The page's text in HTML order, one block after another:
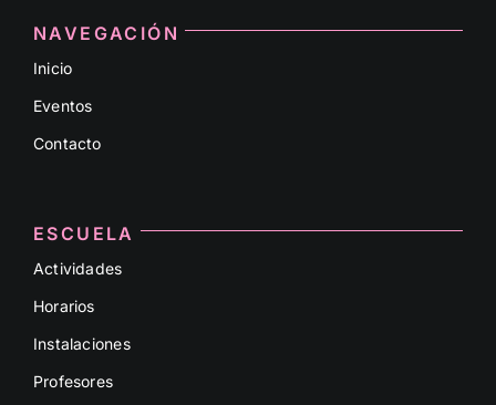
NAVEGACIÓN
Inicio
Eventos
Contacto
ESCUELA
Actividades
Horarios
Instalaciones
Profesores